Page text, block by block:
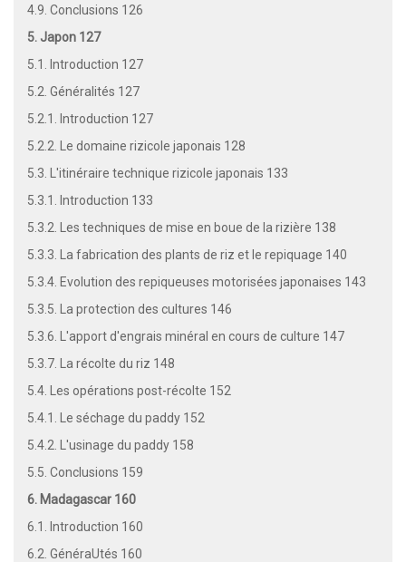
4.9. Conclusions 126
5. Japon 127
5.1. Introduction 127
5.2. Généralités 127
5.2.1. Introduction 127
5.2.2. Le domaine rizicole japonais 128
5.3. L'itinéraire technique rizicole japonais 133
5.3.1. Introduction 133
5.3.2. Les techniques de mise en boue de la rizière 138
5.3.3. La fabrication des plants de riz et le repiquage 140
5.3.4. Evolution des repiqueuses motorisées japonaises 143
5.3.5. La protection des cultures 146
5.3.6. L'apport d'engrais minéral en cours de culture 147
5.3.7. La récolte du riz 148
5.4. Les opérations post-récolte 152
5.4.1. Le séchage du paddy 152
5.4.2. L'usinage du paddy 158
5.5. Conclusions 159
6. Madagascar 160
6.1. Introduction 160
6.2. GénéraUtés 160